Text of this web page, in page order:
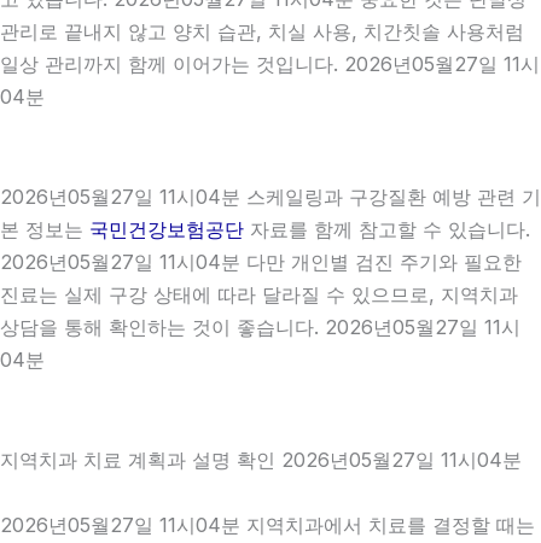
관리로 끝내지 않고 양치 습관, 치실 사용, 치간칫솔 사용처럼
일상 관리까지 함께 이어가는 것입니다. 2026년05월27일 11시
04분
2026년05월27일 11시04분 스케일링과 구강질환 예방 관련 기
본 정보는 국민건강보험공단 자료를 함께 참고할 수 있습니다.
2026년05월27일 11시04분 다만 개인별 검진 주기와 필요한
진료는 실제 구강 상태에 따라 달라질 수 있으므로, 지역치과
상담을 통해 확인하는 것이 좋습니다. 2026년05월27일 11시
04분
지역치과 치료 계획과 설명 확인 2026년05월27일 11시04분
2026년05월27일 11시04분 지역치과에서 치료를 결정할 때는